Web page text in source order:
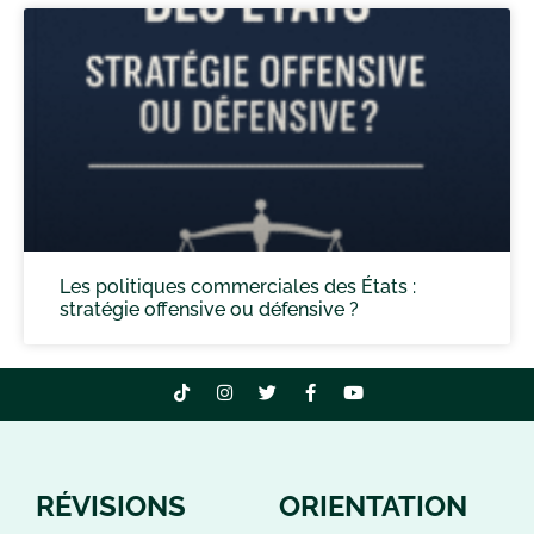
Les politiques commerciales des États :
stratégie offensive ou défensive ?
RÉVISIONS ORIENTATION